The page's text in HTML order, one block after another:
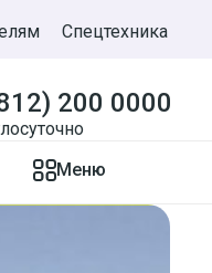
Спецтехника
200 0000
Меню